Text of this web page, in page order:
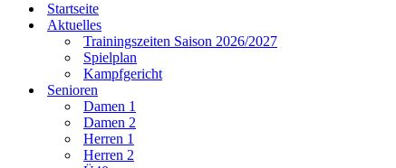
Startseite
Aktuelles
Trainingszeiten Saison 2026/2027
Spielplan
Kampfgericht
Senioren
Damen 1
Damen 2
Herren 1
Herren 2